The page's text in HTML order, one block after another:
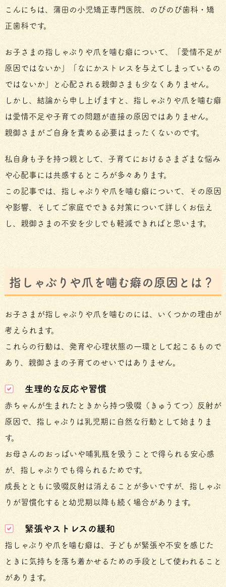
こんにちは、蒲田の小児矯正専門医院、のびのび歯科・矯
正歯科です。
お子さまの指しゃぶりや爪を噛む癖について、「愛情不足が
原因ではないか」「なにかストレスを与えてしまっているの
ではないか」と心配される親御さまも少なくありません。
しかし、結論から申し上げますと、指しゃぶりや爪を噛む癖
は愛情不足や子育ての問題が直接の原因ではありません。
親御さまがご自身を責める必要はまったくないのです。
私自身も子を持つ親として、子育てにおけるさまざまな悩み
や心配事には共感するところが多々あります。
この記事では、指しゃぶりや爪を噛む癖について、その原因
や影響、そしてご家庭でできる対策について詳しくお伝え
し、親御さまの不安を少しでも軽減できればと思います。
指しゃぶりや爪を噛む癖の原因とは？
お子さまが指しゃぶりや爪を噛むのには、いくつかの理由が
考えられます。
これらの行動は、発育や心理状態の一環として起こるもので
あり、親御さまの子育てのせいではありません。
生理的な反応や習慣
赤ちゃんが生まれたときから持つ吸啜（きゅうてつ）反射が
原因で、指しゃぶりは乳児期に自然な行動として始まりま
す。
お母さんのおっぱいや哺乳瓶を吸うことで得られる安心感
が、指しゃぶりでも得られるためです。
成長とともに吸啜反射は消えることが多いですが、指しゃぶ
りが習慣化すると幼児期以降も続く場合があります。
緊張やストレスの緩和
指しゃぶりや爪を噛む癖は、子どもが緊張や不安を感じた
ときに気持ちを落ち着かせるための手段として使われること
があります。